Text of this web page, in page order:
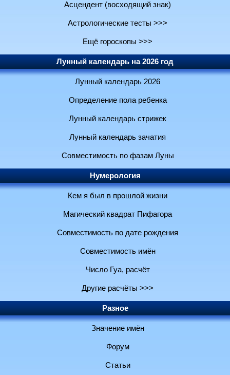
Асцендент (восходящий знак)
Астрологические тесты >>>
Ещё гороскопы >>>
Лунный календарь на 2026 год
Лунный календарь 2026
Определение пола ребенка
Лунный календарь стрижек
Лунный календарь зачатия
Совместимость по фазам Луны
Нумерология
Кем я был в прошлой жизни
Магический квадрат Пифагора
Совместимость по дате рождения
Совместимость имён
Число Гуа, расчёт
Другие расчёты >>>
Разное
Значение имён
Форум
Статьи